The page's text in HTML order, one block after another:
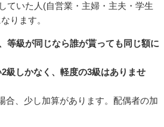
ていた人(自営業・主婦・主夫・学生
ります。
等級が同じなら誰が貰っても同じ額に
級しかなく、軽度の3級はありませ
合、少し加算があります。配偶者の加